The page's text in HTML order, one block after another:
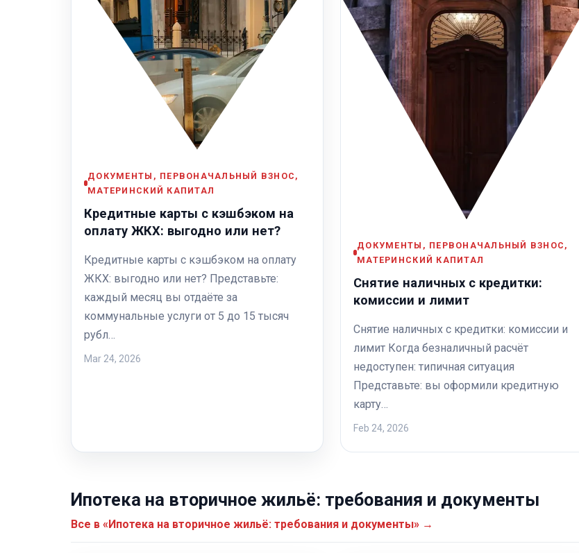
ДОКУМЕНТЫ, ПЕРВОНАЧАЛЬНЫЙ ВЗНОС,
МАТЕРИНСКИЙ КАПИТАЛ
Кредитные карты с кэшбэком на
оплату ЖКХ: выгодно или нет?
Кредитные карты с кэшбэком на оплату
ЖКХ: выгодно или нет? Представьте:
каждый месяц вы отдаёте за
коммунальные услуги от 5 до 15 тысяч
рубл…
Mar 24, 2026
ДОКУМЕНТЫ, ПЕРВОНАЧАЛЬНЫЙ ВЗНОС,
МАТЕРИНСКИЙ КАПИТАЛ
Снятие наличных с кредитки:
комиссии и лимит
Снятие наличных с кредитки: комиссии и
лимит Когда безналичный расчёт
недоступен: типичная ситуация
Представьте: вы оформили кредитную
карту…
Feb 24, 2026
Ипотека на вторичное жильё: требования и документы
Все в «Ипотека на вторичное жильё: требования и документы» →